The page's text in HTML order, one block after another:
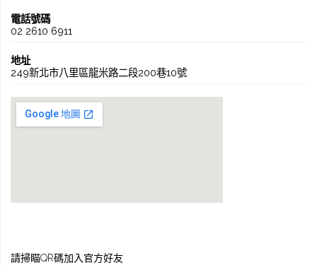
電話號碼
02 2610 6911
地址
249新北市八里區龍米路二段200巷10號
請掃瞄QR碼加入官方好友